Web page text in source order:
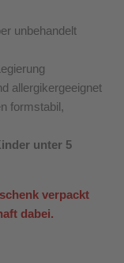
unbehandelt
allergikergeeignet
formstabil,
unter 5
verpackt
dabei.